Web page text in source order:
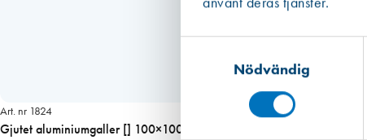
Nödvändig
Art. nr 1824
Gjutet aluminiumgaller [] 100×100 mm, med stos